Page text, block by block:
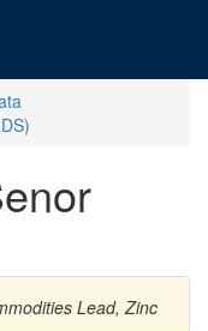
Lead, Zinc